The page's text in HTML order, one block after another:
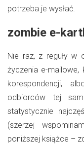
potrzeba je wysłać.
zombie e-
Nie raz, z reguły w
życzenia e-mailowe,
korespondencji,
odbiorców tej
statystycznie
(szerzej
poniższej książce –